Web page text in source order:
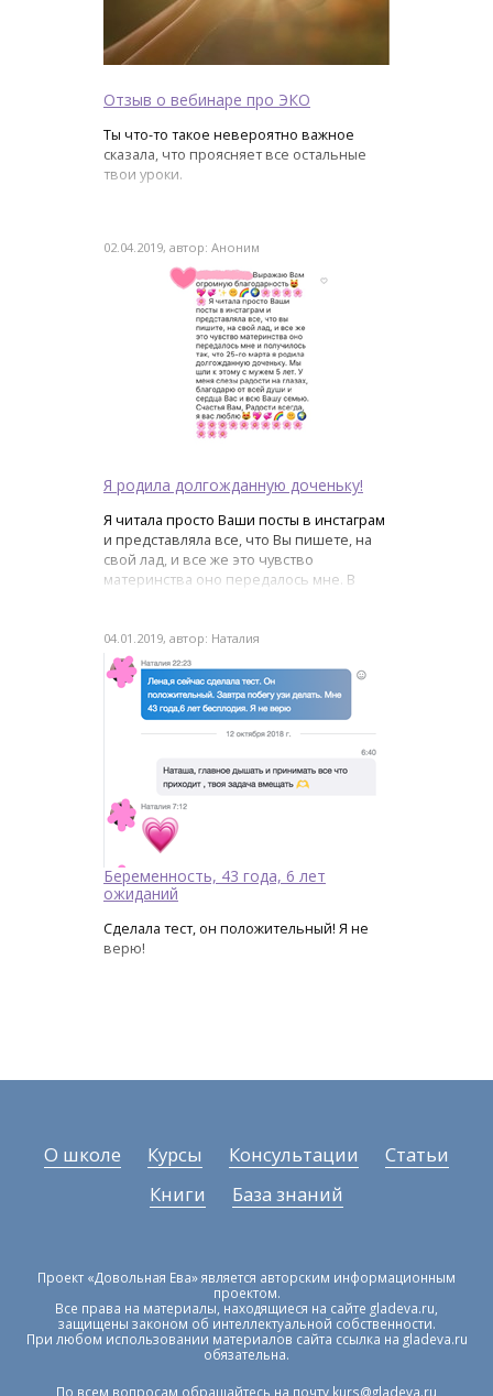
Отзыв о вебинаре про ЭКО
Ты что-то такое невероятно важное
сказала, что проясняет все остальные
твои уроки.
02.04.2019, автор: Аноним
Я родила долгожданную доченьку!
Я читала просто Ваши посты в инстаграм
и представляла все, что Вы пишете, на
свой лад, и все же это чувство
материнства оно передалось мне. В
04.01.2019, автор: Наталия
Беременность, 43 года, 6 лет
ожиданий
Сделала тест, он положительный! Я не
верю!
О школе Курсы Консультации
Статьи
Книги
База знаний
Проект «Довольная Ева» является авторским информационным
проектом.
Все права на материалы, находящиеся на сайте gladeva.ru,
защищены законом об интеллектуальной собственности.
При любом использовании материалов сайта ссылка на gladeva.ru
обязательна.
По всем вопросам обращайтесь на почту kurs@gladeva.ru